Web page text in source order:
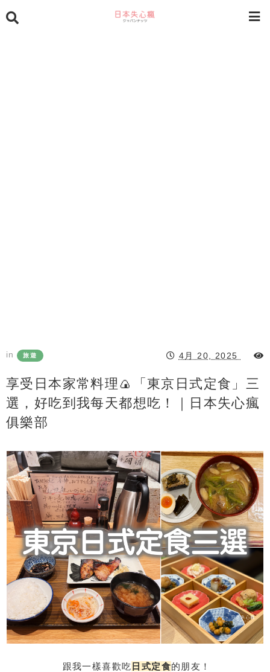
in 旅遊 4月 20, 2025
享受日本家常料理🍙「東京日式定食」三
選，好吃到我每天都想吃！｜日本失心瘋
俱樂部
跟我一樣喜歡吃 日式定食的朋友！